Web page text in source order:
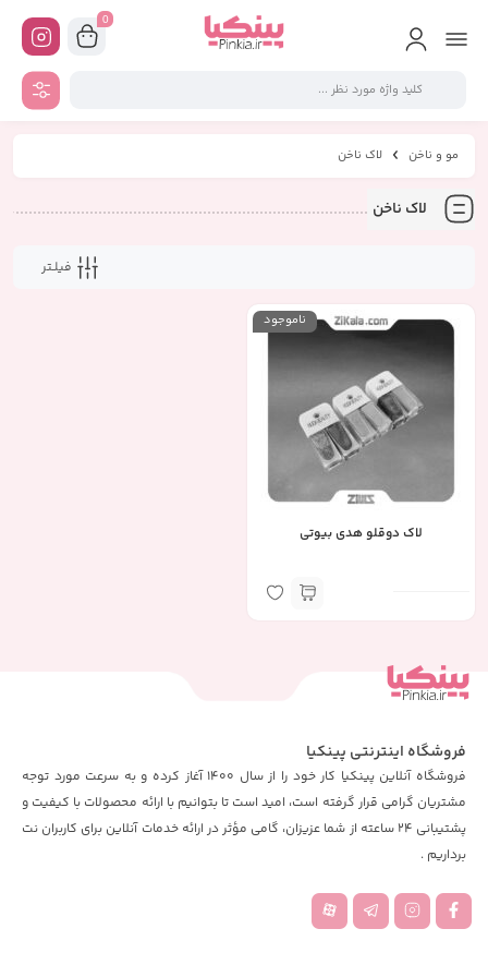
0
مو و ناخن لاک ناخن
لاک ناخن
فیلـتر
ناموجود
لاک دوقلو هدی بیوتی
فروشگاه اینترنتی پینکیا
فروشگاه آنلاین پینکیا کار خود را از سال 1400 آغاز کرده و به سرعت مورد توجه
مشتریان گرامی قرار گرفته است، امید است تا بتوانیم با ارائه محصولات با کیفیت و
پشتیبانی 24 ساعته از شما عزیزان، گامی مؤثر در ارائه خدمات آنلاین برای کاربران نت
برداریم .